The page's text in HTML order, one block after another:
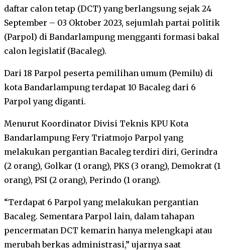
daftar calon tetap (DCT) yang berlangsung sejak 24
September – 03 Oktober 2023, sejumlah partai politik
(Parpol) di Bandarlampung mengganti formasi bakal
calon legislatif (Bacaleg).
Dari 18 Parpol peserta pemilihan umum (Pemilu) di
kota Bandarlampung terdapat 10 Bacaleg dari 6
Parpol yang diganti.
Menurut Koordinator Divisi Teknis KPU Kota
Bandarlampung Fery Triatmojo Parpol yang
melakukan pergantian Bacaleg terdiri diri, Gerindra
(2 orang), Golkar (1 orang), PKS (3 orang), Demokrat (1
orang), PSI (2 orang), Perindo (1 orang).
“Terdapat 6 Parpol yang melakukan pergantian
Bacaleg. Sementara Parpol lain, dalam tahapan
pencermatan DCT kemarin hanya melengkapi atau
merubah berkas administrasi,” ujarnya saat